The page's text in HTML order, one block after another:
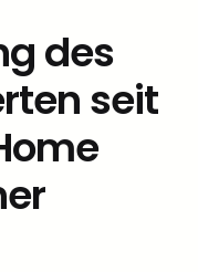
des
seit